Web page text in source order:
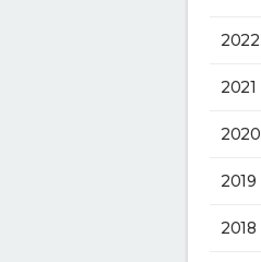
2022
2021
2020
2019
2018